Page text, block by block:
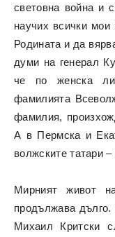
световна война и
научих всички
Родината и да
думи на генерал
че по женска
фамилията
фамилия,
А в Пермска и
волжските татари
Мирният живот
продължава
Михаил Критски